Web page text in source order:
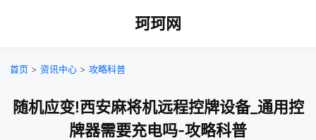
珂珂网
首页 > 资讯中心 > 攻略科普
随机应变!西安麻将机远程控牌设备_通用控
牌器需要充电吗-攻略科普